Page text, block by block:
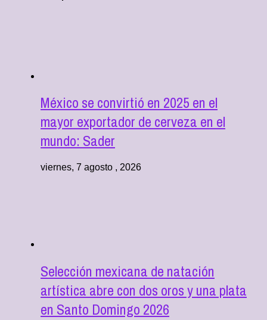
México se convirtió en 2025 en el
mayor exportador de cerveza en el
mundo: Sader
viernes, 7 agosto , 2026
Selección mexicana de natación
artística abre con dos oros y una plata
en Santo Domingo 2026